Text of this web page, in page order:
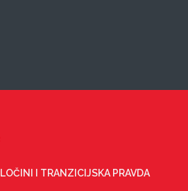
I TRANZICIJSKA PRAVDA